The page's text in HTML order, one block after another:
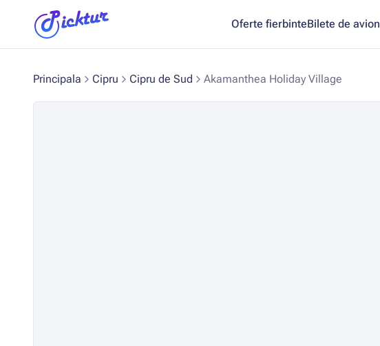
Oferte fierbinteBilete de avion
Principala Cipru Cipru de Sud Akamanthea Holiday Village